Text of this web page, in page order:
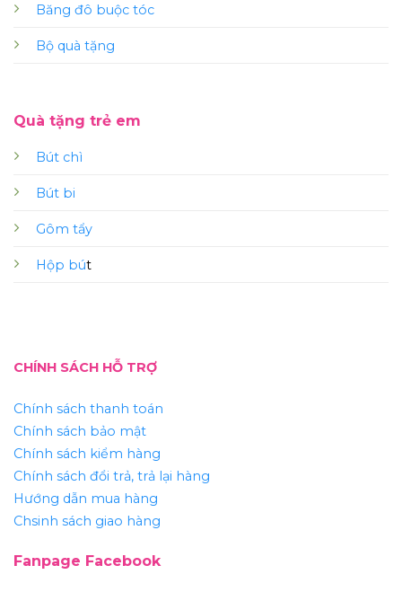
Băng đô buộc tóc
Bộ quà tặng
Quà tặng trẻ em
Bút chì
Bút bi
Gôm tẩy
Hộp bút
CHÍNH SÁCH HỖ TRỢ
Chính sách thanh toán
Chính sách bảo mật
Chính sách kiểm hàng
Chính sách đổi trả, trả lại hàng
Hướng dẫn mua hàng
Chsinh sách giao hàng
Fanpage Facebook